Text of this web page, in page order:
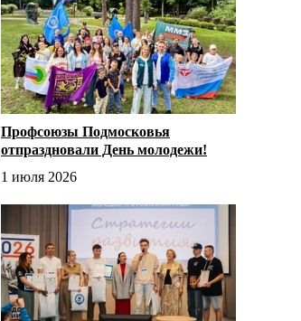
Профсоюзы Подмосковья
отпраздновали День молодежи!
1 июля 2026